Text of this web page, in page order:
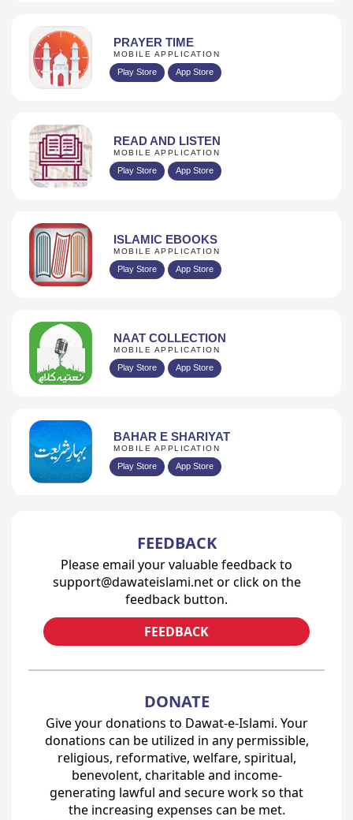
PRAYER TIME
MOBILE APPLICATION
Play Store App Store
READ AND LISTEN
MOBILE APPLICATION
Play Store App Store
ISLAMIC EBOOKS
MOBILE APPLICATION
Play Store App Store
NAAT COLLECTION
MOBILE APPLICATION
Play Store App Store
BAHAR E SHARIYAT
MOBILE APPLICATION
Play Store App Store
FEEDBACK
Please email your valuable feedback to
support@dawateislami.net or click on the
feedback button.
FEEDBACK
DONATE
Give your donations to Dawat-e-Islami. Your
donations can be utilized in any permissible,
religious, reformative, welfare, spiritual,
benevolent, charitable and income-
generating lawful and secure work so that
the increasing expenses can be met.